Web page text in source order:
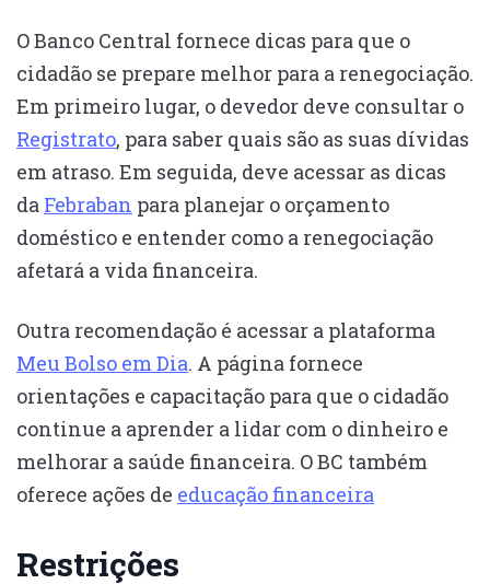
O Banco Central fornece dicas para que o
cidadão se prepare melhor para a renegociação.
Em primeiro lugar, o devedor deve consultar o
Registrato, para saber quais são as suas dívidas
em atraso. Em seguida, deve acessar as dicas
da Febraban para planejar o orçamento
doméstico e entender como a renegociação
afetará a vida financeira.
Outra recomendação é acessar a plataforma
Meu Bolso em Dia. A página fornece
orientações e capacitação para que o cidadão
continue a aprender a lidar com o dinheiro e
melhorar a saúde financeira. O BC também
oferece ações de educação financeira
Restrições